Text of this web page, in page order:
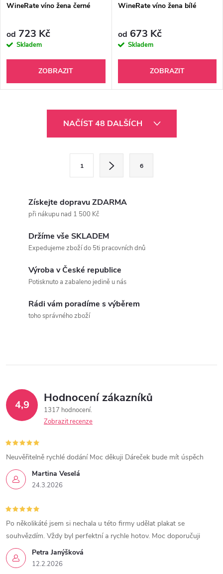
WineRate víno žena černé
od 723 Kč
Skladem
ZOBRAZIT
WineRate víno žena bílé
od 673 Kč
Skladem
ZOBRAZIT
ý
p
i
s
u
NAČÍST 48 DALŠÍCH
1 6
Získejte dopravu ZDARMA
při nákupu nad 1 500 Kč
Držíme vše SKLADEM
Expedujeme zboží do 5ti pracovních dnů
Výroba v České republice
Potisknuto a zabaleno jedině u nás
Rádi vám poradíme s výběrem
toho správného zboží
4,9 Hodnocení zákazníků
1317 hodnocení
Zobrazit recenze
Martina Veselá
24.3.2026
Neuvěřitelně rychlé dodání Moc děkuji Dáreček bude mít úspěch
Petra Janýšková
12.2.2026
Po několikáté jsem si nechala u této firmy udělat plakat se
souhvězdím. Vždy byl perfektní a rychle hotov. Moc doporučuji